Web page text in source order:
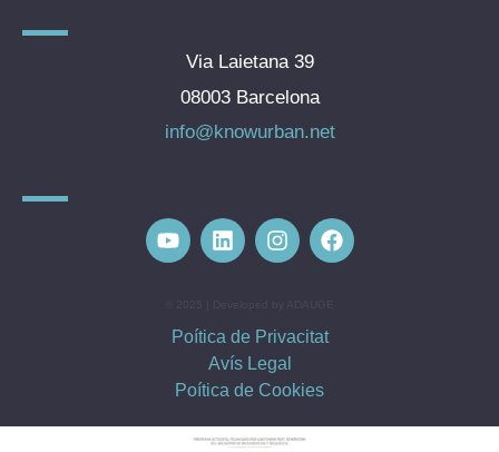
Via Laietana 39
08003 Barcelona
info@knowurban.net
Poítica de Privacitat
Avís Legal
Poítica de Cookies